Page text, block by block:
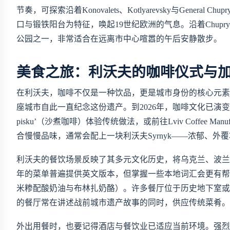
节奏，可探索沿着Konovalets、Kotlyarevsky与General
口与锻铁阳台为特征，唤起19世纪欧洲的气息。沿着
公园之一，非常适合在远离市中心喧嚣的午后安静散步。
美食之旅：利沃夫的咖啡仪式与
在利沃夫，咖啡不仅是一种饮品，更是城市身份的核心元
座城市自此一直纪念这份遗产。到2026年，咖啡文化已演
pisku’（沙煮咖啡）体验传统做法，或前往Lviv Coffee
合慢慢品味，通常会配上一块利沃夫Syrnyk——浓郁、外
利沃夫的餐饮场景反映了其多元文化历史，将乌克兰、波
年的菜单普遍提供英文版本，但掌握一些本地词汇会更有帮
米糁配酸奶油与布林扎奶酪）。许多餐厅位于历史地下室
的餐厅常在讲述战前城市遗产故事的同时，供应传统菜肴。
外出用餐时，也要记得酒店与餐饮业已适应当前环境。强